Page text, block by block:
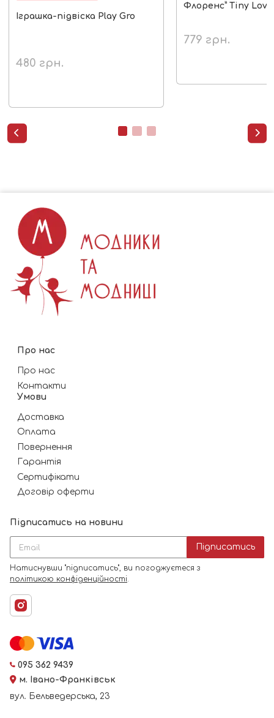
Іграшка-підвіска Play Gro
480 грн.
Флоренс” Tiny Love
779 грн.
 
Про нас
Про нас
Контакти
Умови
Доставка
Оплата
Повернення
Гарантія
Сертифікати
Договір оферти
Підписатись на новини
Підписатись
Натиснувши "підписатись", ви погоджуєтеся з
політикою конфіденційності.
095 362 9439
м. Івано-Франківськ
вул. Бельведерська, 23